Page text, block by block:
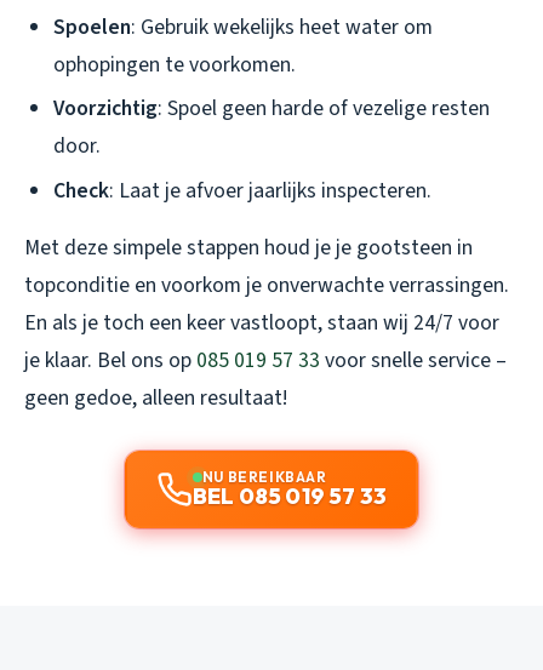
Spoelen: Gebruik wekelijks heet water om
ophopingen te voorkomen.
Voorzichtig: Spoel geen harde of vezelige resten
door.
Check: Laat je afvoer jaarlijks inspecteren.
Met deze simpele stappen houd je je gootsteen in
topconditie en voorkom je onverwachte verrassingen.
En als je toch een keer vastloopt, staan wij 24/7 voor
je klaar. Bel ons op 085 019 57 33 voor snelle service –
geen gedoe, alleen resultaat!
NU BEREIKBAAR
BEL 085 019 57 33